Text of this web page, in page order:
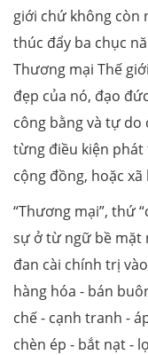
giới chứ không còn
thúc đẩy ba chục
Thương mại Thế
đẹp của nó, đạo
công bằng và tự
từng điều kiện
cộng đồng, hoặc
“Thương mại”, thứ
sự ở từ ngữ bề mặt
đan cài chính trị
hàng hóa - bán
chế - cạnh tranh -
chèn ép - bắt nạt -